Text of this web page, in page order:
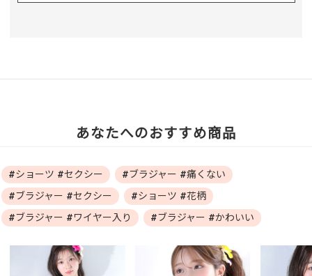
あなたへのおすすめ商品
#ショーツ #セクシー
#ブラジャー #痛くない
#ブラジャー #セクシー
#ショーツ #花柄
#ブラジャー #ワイヤー入り
#ブラジャー #かわいい